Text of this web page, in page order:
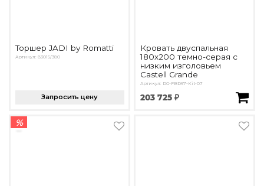
Торшер JADI by Romatti
Артикул: 83015/380
Запросить цену
Кровать двуспальная
180х200 темно-серая с
низким изголовьем
Castell Grande
Артикул: DG-FBD67-Kit-07
203 725 ₽
%